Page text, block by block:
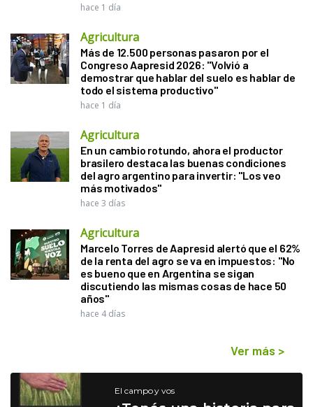
hace 1 día
Agricultura
Más de 12.500 personas pasaron por el
Congreso Aapresid 2026: "Volvió a
demostrar que hablar del suelo es hablar de
todo el sistema productivo"
hace 1 día
Agricultura
En un cambio rotundo, ahora el productor
brasilero destaca las buenas condiciones
del agro argentino para invertir: "Los veo
más motivados"
hace 3 días
Agricultura
Marcelo Torres de Aapresid alertó que el 62%
de la renta del agro se va en impuestos: "No
es bueno que en Argentina se sigan
discutiendo las mismas cosas de hace 50
años"
hace 4 días
Ver más >
El campo y vos